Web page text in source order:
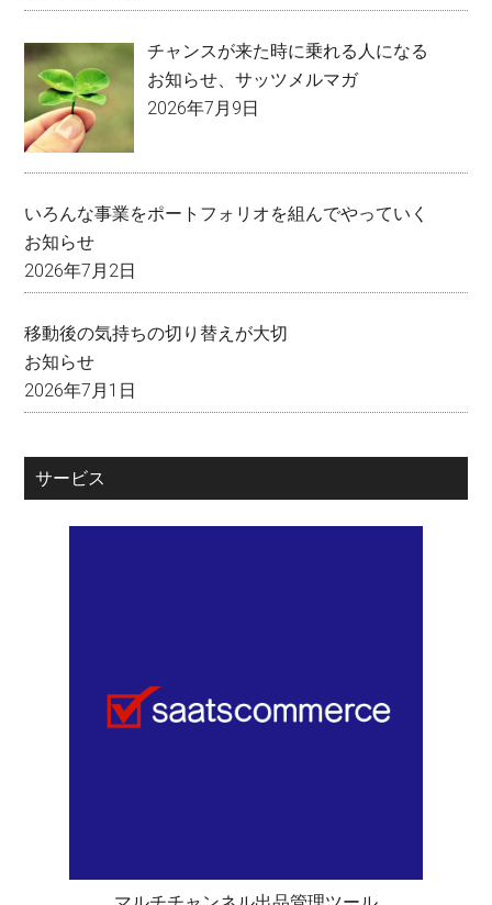
チャンスが来た時に乗れる人になる
お知らせ、サッツメルマガ
2026年7月9日
いろんな事業をポートフォリオを組んでやっていく
お知らせ
2026年7月2日
移動後の気持ちの切り替えが大切
お知らせ
2026年7月1日
サービス